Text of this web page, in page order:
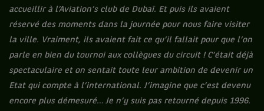
accueillir à l’Aviation’s club de Dubaï. Et puis ils avaient
réservé des moments dans la journée pour nous faire visiter
la ville. Vraiment, ils avaient fait ce qu’il fallait pour que l’on
parle en bien du tournoi aux collègues du circuit ! C’était déjà
spectaculaire et on sentait toute leur ambition de devenir un
Etat qui compte à l’international. J’imagine que c’est devenu
encore plus démesuré… Je n’y suis pas retourné depuis 1996.